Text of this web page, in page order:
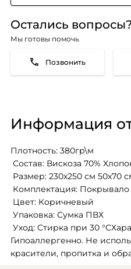
Остались вопросы?
Мы готовы помочь
Информация
Плотность: 380гр\м
Состав: Вискоза 70%
Размер: 230х250 см 50х70
Комплектация:
Цвет: Коричневый
Упаковка: Сумка ПВХ
Гипоаллергенно. Не
красители, пропитка и